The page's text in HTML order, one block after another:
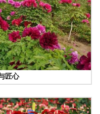
匠心